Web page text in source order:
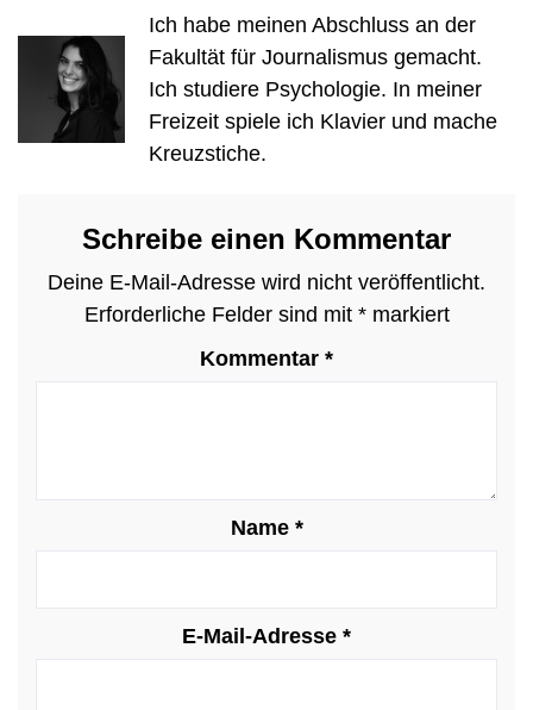
Ich habe meinen Abschluss an der
Fakultät für Journalismus gemacht.
Ich studiere Psychologie. In meiner
Freizeit spiele ich Klavier und mache
Kreuzstiche.
Schreibe einen Kommentar
Deine E-Mail-Adresse wird nicht veröffentlicht.
Erforderliche Felder sind mit *markiert
Kommentar *
Name *
E-Mail-Adresse *